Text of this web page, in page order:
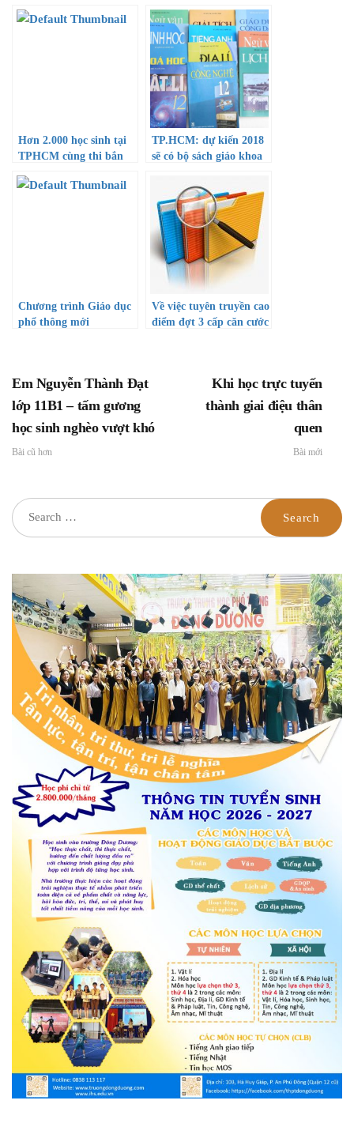
Hơn 2.000 học sinh tại
TPHCM cùng thi bắn
TP.HCM: dự kiến 2018
sẽ có bộ sách giáo khoa
Chương trình Giáo dục
phổ thông mới
Về việc tuyên truyền cao
điểm đợt 3 cấp căn cước
Em Nguyễn Thành Đạt
lớp 11B1 – tấm gương
học sinh nghèo vượt khó
Bài cũ hơn
Khi học trực tuyến
thành giai điệu thân
quen
Bài mới